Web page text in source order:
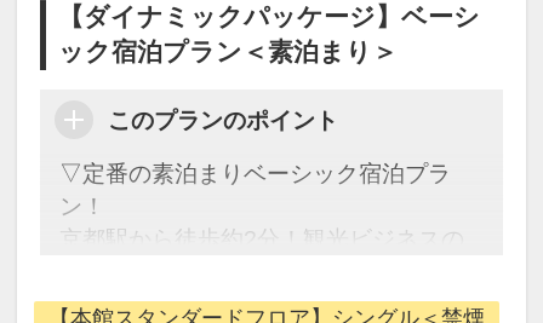
【ダイナミックパッケージ】ベーシ
ック宿泊プラン＜素泊まり＞
このプランのポイント
▽定番の素泊まりベーシック宿泊プラ
ン！
京都駅から徒歩約2分！観光ビジネスの
がいいね！